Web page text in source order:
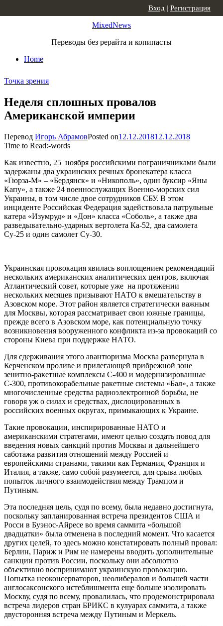
MixedNews
Переводы без рерайта и копипасты
Home
Вход | Регистрация
Точка зрения
Неделя сплошных провалов
Американской империи
Перевод Игорь АбрамовPosted on12.12.201812.12.2018
Time to Read:-words
Как известно, 25 ноября российскими пограничниками были
задержаны два украинских речных бронекатера класса
«Гюрза-М» – «Бердянск» и «Никополь», один буксир «Яны
Капу», а также 24 военнослужащих Военно-морских сил
Украины, в том числе двое сотрудников СБУ. В этом
инциденте Российская Федерация задействовала патрульные
катера «Изумруд» и «Дон» класса «Соболь», а также два
разведывательно-ударных вертолета Ка-52, два самолета
Су-25 и один самолет Су-30.
Украинская провокация явилась воплощением рекомендаций
нескольких американских аналитических центров, включая
Атлантический совет, которые уже на протяжении
нескольких месяцев призывают НАТО к вмешательству в
Азовском море. Этот район является стратегически важным
для Москвы, которая рассматривает свои южные границы,
прежде всего в Азовском море, как потенциальную точку
возникновения вооруженного конфликта из-за провокаций со
стороны Киева при поддержке НАТО.
Для сдерживания этого авантюризма Москва развернула в
Керченском проливе и прилегающей прибрежной зоне
зенитно-ракетные комплексы С-400 и модернизированные
С-300, противокорабельные ракетные системы «Бал», а также
многочисленные средства радиоэлектронной борьбы, не
говоря уж о силах и средствах, дислоцированных в
российских военных округах, примыкающих к Украине.
Такие провокации, инспирированные НАТО и
американскими стратегами, имеют целью создать повод для
введения новых санкций против Москвы и дальнейшего
саботажа развития отношений между Россией и
европейскими странами, такими как Германия, Франция и
Италия, а также, само собой разумеется, для срыва любых
попыток личного взаимодействия между Трампом и
Путиным.
Эта последняя цель, судя по всему, была недавно достигнута,
поскольку запланированная встреча президентов США и
Росси в Буэнос-Айресе во время саммита «большой
двадцатки» была отменена в последний момент. Что касается
других целей, то здесь можно констатировать полный провал:
Берлин, Париж и Рим не намерены вводить дополнительные
санкции против России, поскольку они абсолютно
объективно воспринимают украинскую провокацию.
Попытка неоконсерваторов, неолибералов и большей части
англосаксонского истеблишмента еще больше изолировать
Москву, судя по всему, провалилась, что продемонстрировала
встреча лидеров стран БРИКС в кулуарах саммита, а также
двусторонняя встреча между Путиным и Меркель.